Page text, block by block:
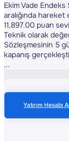
Ekim Vade
aralığında
11,897.00 puan
Teknik olarak
Sözleşmesinin 5
kapanış
...
Yatırım Hesabı